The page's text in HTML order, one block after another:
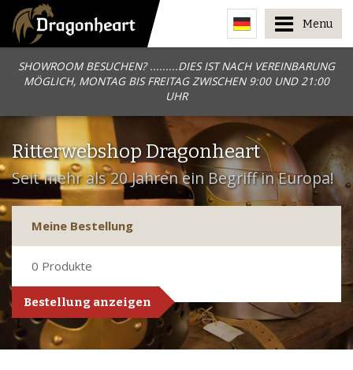
SHOWROOM BESUCHEN? .........DIES IST NACH VEREINBARUNG
MÖGLICH, MONTAG BIS FREITAG ZWISCHEN 9:00 UND 21:00
UHR
Menu
Ritterwebshop Dragonheart
Seit mehr als 20 Jahren ein Begriff in Europa!
Meine Bestellung
0 Produkte
Bestellung anzeigen